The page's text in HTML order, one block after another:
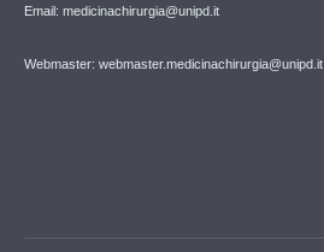
Email: medicinachirurgia@unipd.it
Webmaster: webmaster.medicinachirurgia@unipd.it